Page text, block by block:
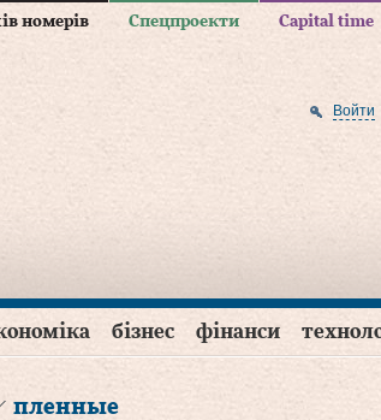
номерів Спецпроекти Capital time
Войти
бізнес фінанси
пленные